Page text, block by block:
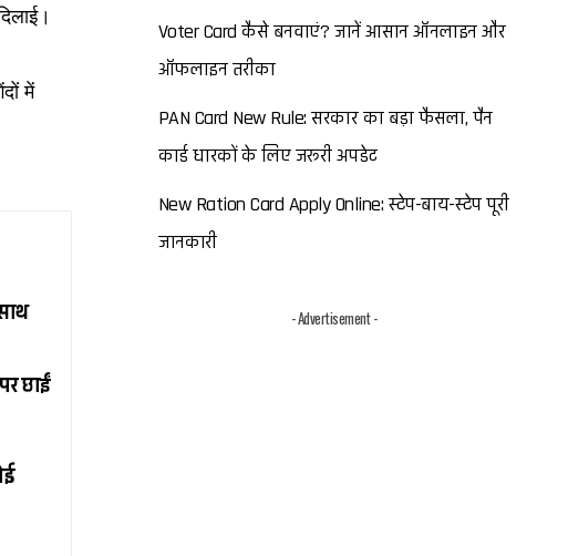
में
छाईं
Voter Card कैसे बनवाएं? जानें आसान ऑनलाइन और
ऑफलाइन तरीका
PAN Card New Rule: सरकार का बड़ा फैसला, पैन
कार्ड धारकों के लिए जरूरी अपडेट
New Ration Card Apply Online: स्टेप-बाय-स्टेप पूरी
जानकारी
- Advertisement -